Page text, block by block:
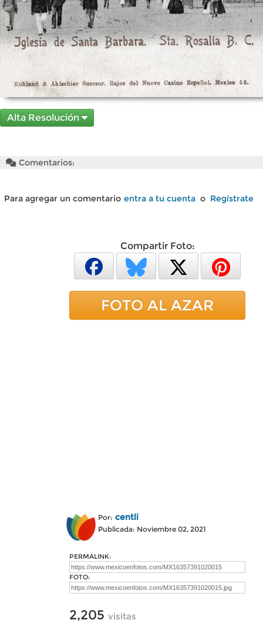
Alta Resolución
Comentarios:
Para agregar un comentario entra a tu cuenta o Regístrate
Compartir Foto:
FOTO AL AZAR
Por: centli
Publicada: Noviembre 02, 2021
PERMALINK:
FOTO:
2,205 visitas